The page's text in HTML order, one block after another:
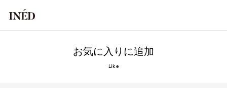
お気に入りに追加
Like